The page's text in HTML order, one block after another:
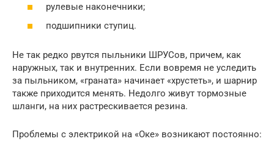
рулевые наконечники;
подшипники ступиц.
Не так редко рвутся пыльники ШРУСов, причем, как
наружных, так и внутренних. Если вовремя не уследить
за пыльником, «граната» начинает «хрустеть», и шарнир
также приходится менять. Недолго живут тормозные
шланги, на них растрескивается резина.
Проблемы с электрикой на «Оке» возникают постоянно: